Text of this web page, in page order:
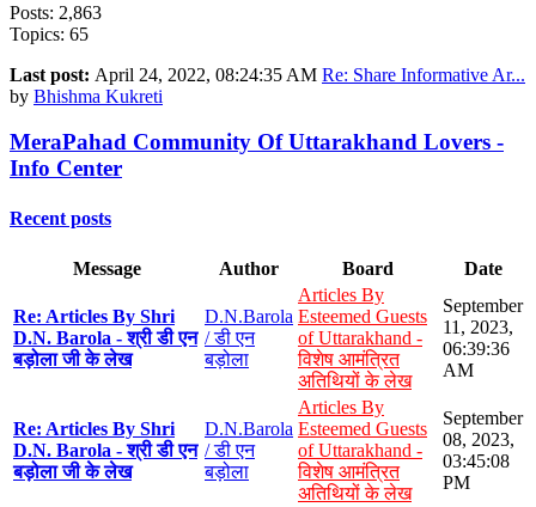
Posts: 2,863
Topics: 65
Last post: April 24, 2022, 08:24:35 AM Re: Share Informative Ar...
by Bhishma Kukreti
MeraPahad Community Of Uttarakhand Lovers -
Info Center
Recent posts
Message Author Board Date
Re: Articles By Shri
D.N. Barola - श्री डी एन
बड़ोला जी के लेख
D.N.Barola
/ डी एन
बड़ोला
Articles By
Esteemed Guests
of Uttarakhand -
विशेष आमंत्रित
अतिथियों के लेख
September
11, 2023,
06:39:36
AM
Re: Articles By Shri
D.N. Barola - श्री डी एन
बड़ोला जी के लेख
D.N.Barola
/ डी एन
बड़ोला
Articles By
Esteemed Guests
of Uttarakhand -
विशेष आमंत्रित
अतिथियों के लेख
September
08, 2023,
03:45:08
PM